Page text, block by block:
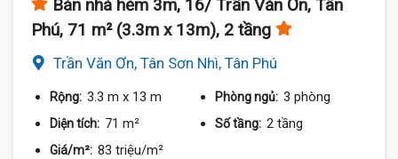
Bán nhà hẻm 3m, 16/ Trần Văn Ơn, Tân
Phú, 71 m² (3.3m x 13m), 2 tầng
Trần Văn Ơn, Tân Sơn Nhì, Tân Phú
Rộng: 3.3 m x 13 m Phòng ngủ: 3 phòng
Diện tích: 71 m² Số tầng: 2 tầng
Giá/m²: 83 triệu/m²